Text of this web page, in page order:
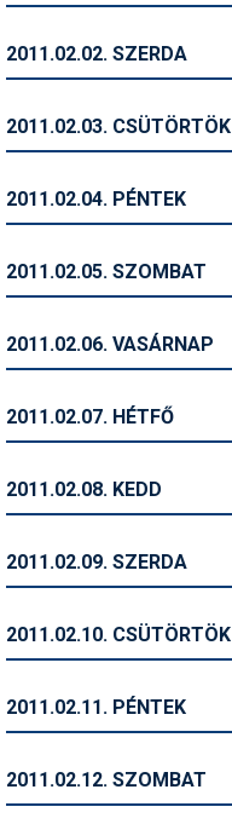
Ingatlan
Kerékpár
Magazinok
Pályázatok
Síbérletárak
2011.02.02. SZERDA
2011.02.03. CSÜTÖRTÖK
2011.02.04. PÉNTEK
2011.02.05. SZOMBAT
2011.02.06. VASÁRNAP
2011.02.07. HÉTFŐ
2011.02.08. KEDD
2011.02.09. SZERDA
2011.02.10. CSÜTÖRTÖK
2011.02.11. PÉNTEK
2011.02.12. SZOMBAT